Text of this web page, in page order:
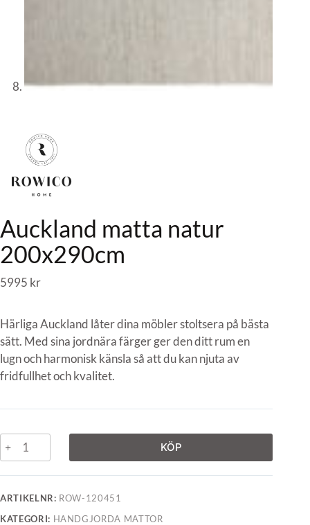
Auckland matta natur
200x290cm
5995 kr
Härliga Auckland låter dina möbler stoltsera på bästa
sätt. Med sina jordnära färger ger den ditt rum en
lugn och harmonisk känsla så att du kan njuta av
fridfullhet och kvalitet.
KÖP
ARTIKELNR: ROW-120451
KATEGORI: HANDGJORDA MATTOR